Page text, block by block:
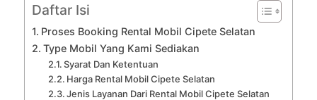
Daftar Isi
Proses Booking Rental Mobil Cipete Selatan
Type Mobil Yang Kami Sediakan
Syarat Dan Ketentuan
Harga Rental Mobil Cipete Selatan
Jenis Layanan Dari Rental Mobil Cipete Selatan